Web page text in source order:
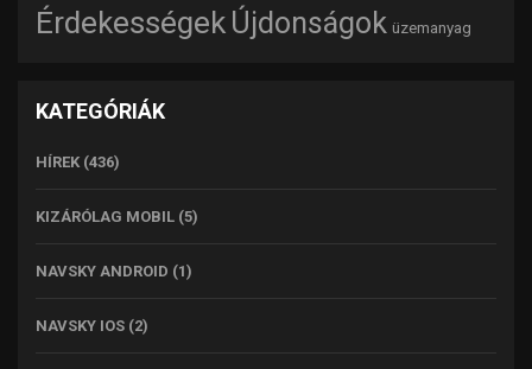
Érdekességek Újdonságok üzemanyag
KATEGÓRIÁK
HÍREK (436)
KIZÁRÓLAG MOBIL (5)
NAVSKY ANDROID (1)
NAVSKY IOS (2)